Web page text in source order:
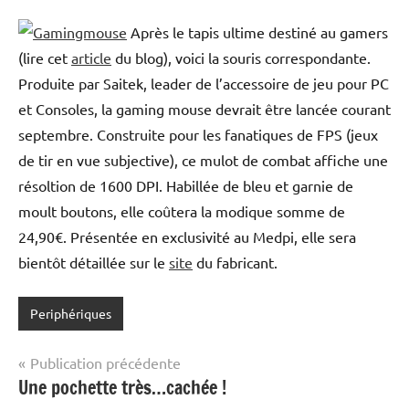
Après le tapis ultime destiné au gamers
(lire cet article du blog), voici la souris correspondante.
Produite par Saitek, leader de l’accessoire de jeu pour PC
et Consoles, la gaming mouse devrait être lancée courant
septembre. Construite pour les fanatiques de FPS (jeux
de tir en vue subjective), ce mulot de combat affiche une
résoltion de 1600 DPI. Habillée de bleu et garnie de
moult boutons, elle coûtera la modique somme de
24,90€. Présentée en exclusivité au Medpi, elle sera
bientôt détaillée sur le site du fabricant.
Periphériques
Navigation
de
Publication précédente
Une pochette très…cachée !